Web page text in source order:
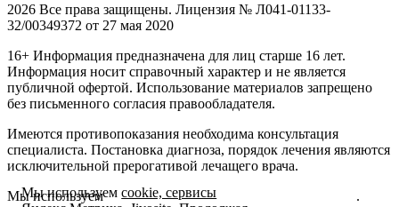
2026 Все права защищены. Лицензия № Л041-01133-
32/00349372 от 27 мая 2020
16+ Информация предназначена для лиц старше 16 лет.
Информация носит справочный характер и не является
публичной офертой. Использование материалов запрещено
без письменного согласия правообладателя.
Имеются противопоказания необходима консультация
специалиста. Постановка диагноза, порядок лечения являются
исключительной прерогативой лечащего врача.
Мы используемcookie, сервисы Яндекс.Метрика, Jivosite .
Мы используемcookie, сервисы